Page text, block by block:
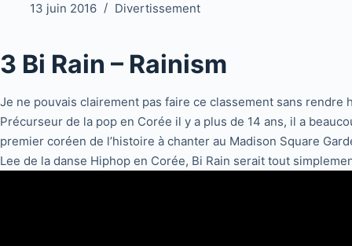
13 juin 2016 Divertissement
3 Bi Rain – Rainism
Je ne pouvais clairement pas faire ce classement sans rendre
Précurseur de la pop en Corée il y a plus de 14 ans, il a
premier coréen de l’histoire à chanter au Madison Square
Lee de la danse Hiphop en Corée, Bi Rain serait tout